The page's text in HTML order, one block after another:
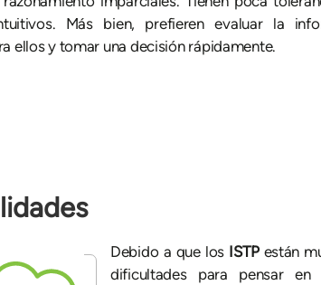
Más bien, prefieren evaluar la
ellos y tomar una decisión rápidamente.
Debido a que los ISTP están
dificultades para pensar en